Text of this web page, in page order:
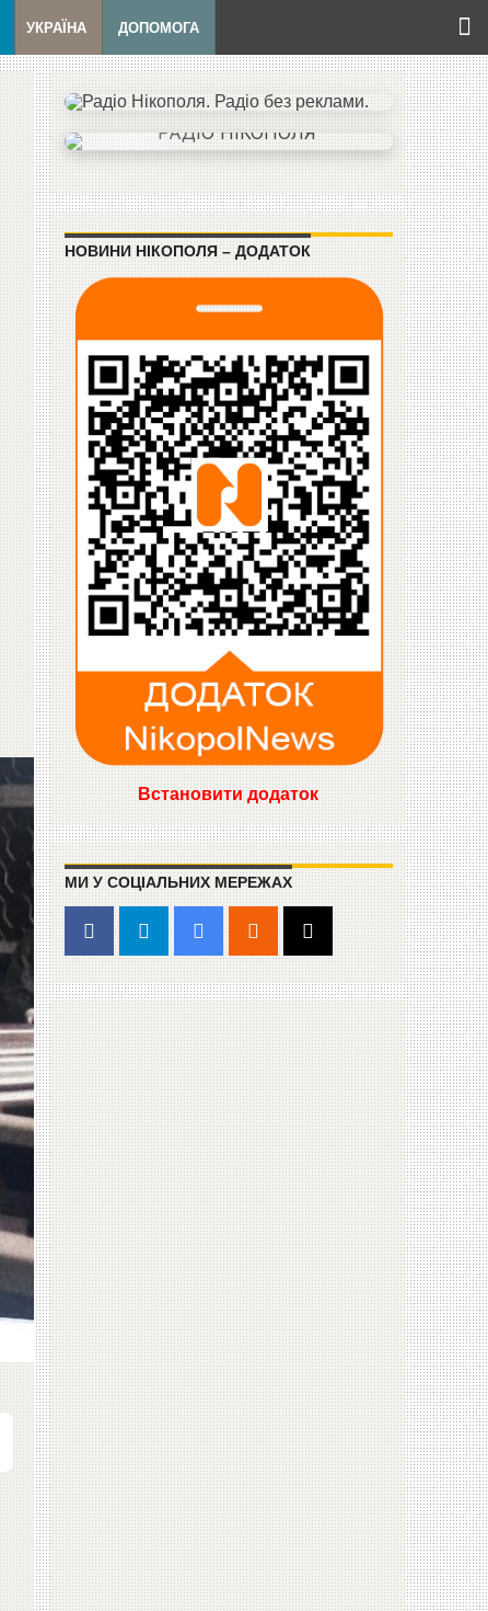
УКРАЇНА ДОПОМОГА
НОВИНИ НІКОПОЛЯ – ДОДАТОК
Встановити додаток
МИ У СОЦІАЛЬНИХ МЕРЕЖАХ